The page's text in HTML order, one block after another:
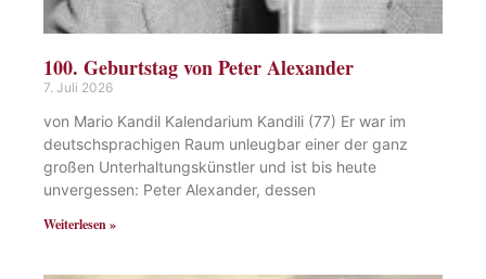
100. Geburtstag von Peter Alexander
7. Juli 2026
von Mario Kandil Kalendarium Kandili (77) Er war im
deutschsprachigen Raum unleugbar einer der ganz
großen Unterhaltungskünstler und ist bis heute
unvergessen: Peter Alexander, dessen
Weiterlesen »